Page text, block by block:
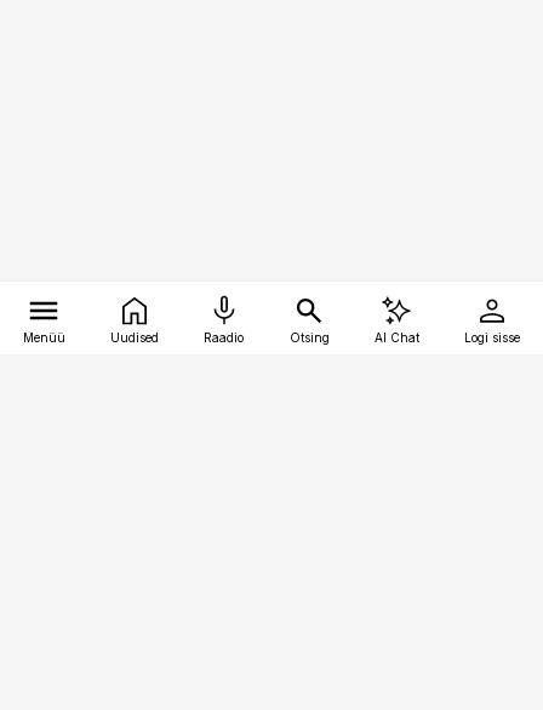
Menüü Uudised Raadio Otsing AI Chat Logi sisse